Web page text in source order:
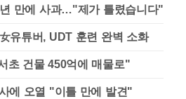
만에 사과…"제가 틀렸습니다"
유튜버, UDT 훈련 완벽 소화
초 건물 450억에 매물로"
에 오열 "이틀 만에 발견"